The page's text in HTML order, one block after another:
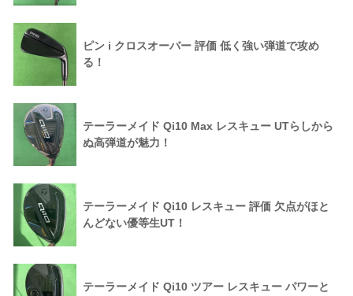
ピン i クロスオーバー 評価 低く強い弾道で攻め
る！
テーラーメイド Qi10 Max レスキュー UTらしから
ぬ高弾道が魅力！
テーラーメイド Qi10 レスキュー 評価 欠点がほと
んどない優等生UT！
テーラーメイド Qi10 ツアー レスキュー パワーと